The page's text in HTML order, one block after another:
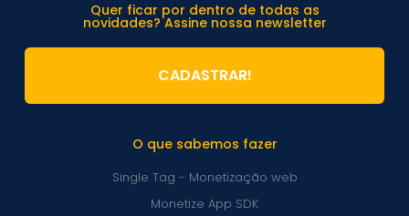
O que sabemos fazer
Single Tag - Monetização web
Monetize App SDK
Quer ficar por dentro de todas as
novidades? Assine nossa newsletter
CADASTRAR!